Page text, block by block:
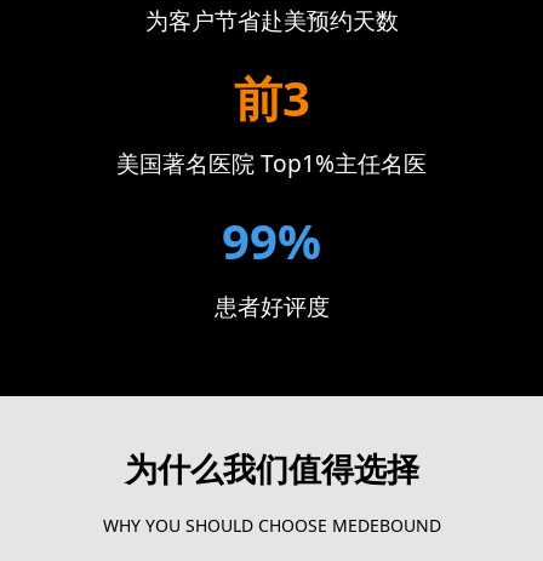
为客户节省赴美预约天数
前3
美国著名医院 Top1%主任名医
99%
患者好评度
为什么我们值得选择
WHY YOU SHOULD CHOOSE MEDEBOUND